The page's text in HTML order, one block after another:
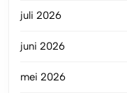
juli 2026
juni 2026
mei 2026